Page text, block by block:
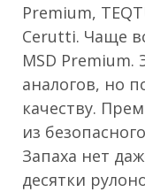
Premium,
Cerutti. Чаще
MSD
аналогов, но
качеству.
из
Запаха нет
десятки